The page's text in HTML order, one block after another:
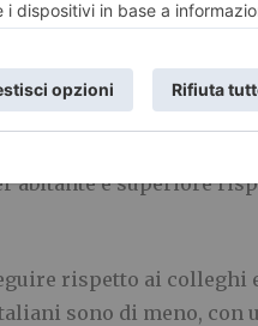
all’estero è stata
che lavorava
anni precedenti,
è superiore
rispetto ai colleghi
sono di meno, con